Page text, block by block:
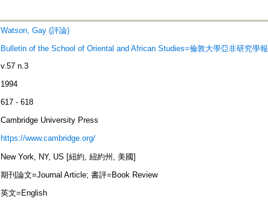
Watson, Gay (評論)
Bulletin of the School of Oriental and African Studies=倫敦大學亞非研究學報
v.57 n.3
1994
617 - 618
Cambridge University Press
https://www.cambridge.org/
New York, NY, US [紐約, 紐約州, 美國]
期刊論文=Journal Article; 書評=Book Review
英文=English